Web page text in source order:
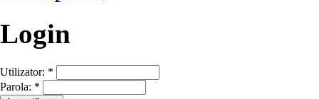
Login
Utilizator: *
Parola: *